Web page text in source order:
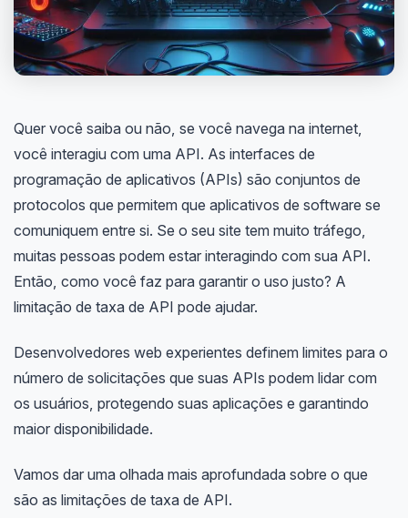
Quer você saiba ou não, se você navega na internet,
você interagiu com uma API. As interfaces de
programação de aplicativos (APIs) são conjuntos de
protocolos que permitem que aplicativos de software se
comuniquem entre si. Se o seu site tem muito tráfego,
muitas pessoas podem estar interagindo com sua API.
Então, como você faz para garantir o uso justo? A
limitação de taxa de API pode ajudar.
Desenvolvedores web experientes definem limites para o
número de solicitações que suas APIs podem lidar com
os usuários, protegendo suas aplicações e garantindo
maior disponibilidade.
Vamos dar uma olhada mais aprofundada sobre o que
são as limitações de taxa de API.